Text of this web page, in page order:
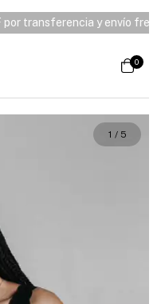
transferencia y envío free
0
1 / 5